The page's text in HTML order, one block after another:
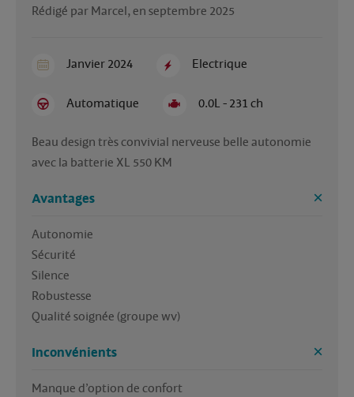
Rédigé par Marcel, en septembre 2025
Janvier 2024 Electrique
Automatique 0.0L - 231 ch
Beau design très convivial nerveuse belle autonomie
avec la batterie XL 550 KM
Avantages
Autonomie
Sécurité
Silence
Robustesse
Inconvénients
Manque d’option de confort